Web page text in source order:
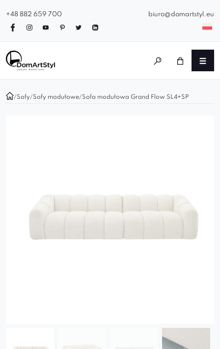
+48 882 659 700 biuro@domartstyl.eu
/Sofy/Sofy modułowe/Sofa modułowa Grand Flow SL4+SP